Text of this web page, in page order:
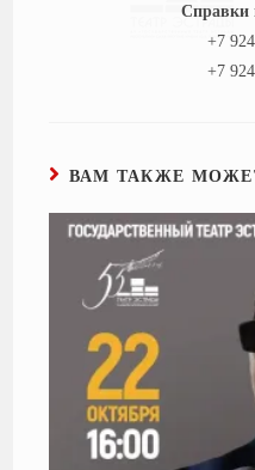
Справки
+7
+7
ВАМ ТАКЖЕ